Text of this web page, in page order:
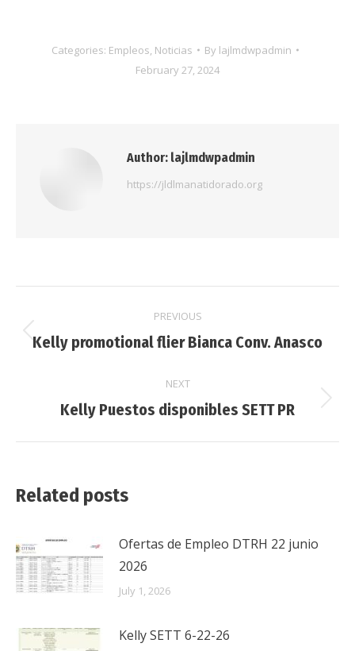
Categories: Empleos, Noticias By lajlmdwpadmin
February 27, 2024
Author: lajlmdwpadmin
https://jldlmanatidorado.org
navigation
PREVIOUS
Previous
Kelly promotional flier Bianca Conv. Anasco
NEXT
Next
Kelly Puestos disponibles SETT PR
Related posts
Ofertas de Empleo DTRH 22 junio
2026
July 1, 2026
Kelly SETT 6-22-26